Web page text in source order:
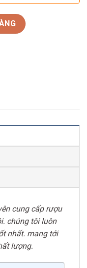
số lượng
cung cấp rượu
chúng tôi luôn
nhất. mang tới
lượng.